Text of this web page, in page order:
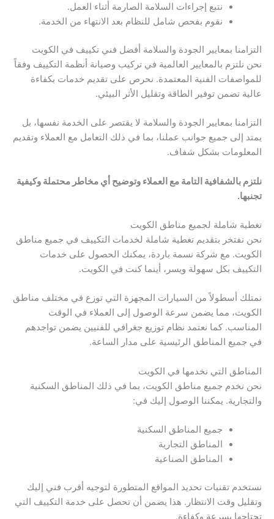
نتبع إجراءات السلامة الصارمة أثناء العمل.
نقوم بفحص شامل للنظام بعد الانتهاء من الخدمة.
التزامنا بمعايير الجودة والسلامة أفضل فني تكييف في الكويت
نحن نلتزم بالمعايير العالمية في تركيب وصيانة أنظمة التكييف وفقاً
للمواصفات الفنية المعتمدة. نحرص على تقديم خدمات بكفاءة
عالية تضمن توفير الطاقة وتقليل الأثر البيئي.
التزامنا بمعايير الجودة والسلامة لا يقتصر على الخدمة نفسها، بل
يمتد إلى جميع جوانب عملنا، بما في ذلك التعامل مع العملاء وتقديم
المعلومات بشكل شفاف.
نلتزم بالشفافية التامة مع العملاء وتوضيح أي مخاطر محتملة وكيفية
تجنبها.
تغطية شاملة لجميع مناطق الكويت
نحن نفتخر بتقديم تغطية شاملة لخدمات التكييف في جميع مناطق
الكويت. مع شركة نسمة باردة، يمكنك الحصول على خدمات
التكييف بكل سهولة ويسر، أينما كنت في الكويت.
نمتلك أسطولاً من السيارات المجهزة التي توزع في مختلف مناطق
الكويت، مما يضمن سرعة الوصول إلى العملاء في الوقت
المناسب. كما نعتمد نظام توزيع جغرافي للفنيين يضمن تواجدهم
في جميع المناطق الرئيسية على مدار الساعة.
المناطق التي نخدمها في الكويت
نحن نخدم جميع مناطق الكويت، بما في ذلك المناطق السكنية
والتجارية. يمكننا الوصول إليك في:
جميع المناطق السكنية
المناطق التجارية
المناطق الصناعية
نستخدم تقنيات تحديد المواقع المتطورة لتوجيه أقرب فني إليك
وتقليل وقت الانتظار. هذا يضمن أن تحصل على خدمة التكييف التي
تحتاجها بسرعة وكفاءة.